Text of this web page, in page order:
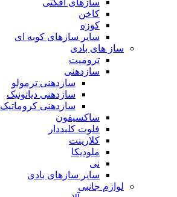
کاخن
کوزه
سایر سازهای کوبه ای
ساز های بادی
ترومپت
سازدهنی
سازدهنی ترمولو
سازدهنی دیاتونیک
سازدهنی کروماتیک
ساکسیفون
فلوت کلیددار
کلارینت
ملودیکا
نی
سایر سازهای بادی
لوازم جانبی